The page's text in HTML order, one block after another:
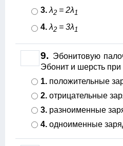
3. λ2 = 2λ1
4. λ2 = 3λ1
9. Эбонитовую
Эбонит и шерсть при
1. положительные
2. отрицательные
3. разноименные
4. одноименные